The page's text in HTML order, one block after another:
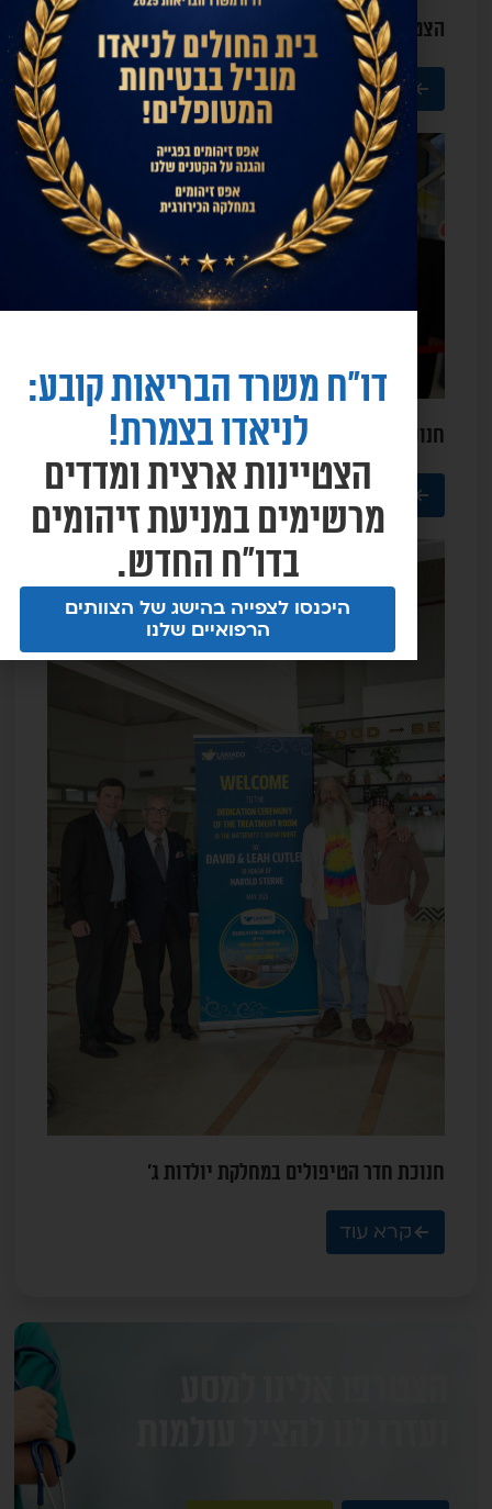
הצטיינות בתחום מניעת זיהומים
קרא עוד
חנוכת אולם המשפחות ביולדות ג' הממוגנת
קרא עוד
חנוכת חדר הטיפולים במחלקת יולדות ג'
קרא עוד
דו"ח משרד הבריאות קובע:
לניאדו בצמרת!
הצטיינות ארצית ומדדים
מרשימים במניעת זיהומים
בדו"ח החדש.
היכנסו לצפייה בהישג של הצוותים
הרפואיים שלנו